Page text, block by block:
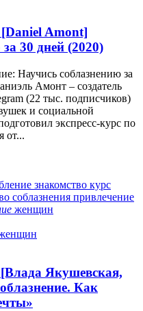
[Daniel Amont]
30 дней (2020)
Научись соблазнению за
Амонт – создатель
(22 тыс. подписчиков)
и социальной
экспресс-курс по
от...
знакомство курс
соблазнения привлечение
женщин
[Влада Якушевская,
Как